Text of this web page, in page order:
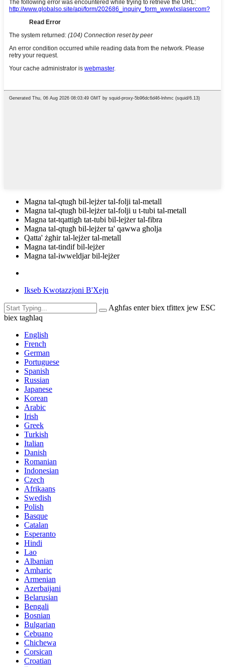
Magna tal-qtugħ bil-lejżer tal-folji tal-metall
Magna tal-qtugħ bil-lejżer tal-folji u t-tubi tal-metall
Magna tat-tqattigħ tat-tubi bil-lejżer tal-fibra
Magna tal-qtugħ bil-lejżer ta' qawwa għolja
Qatta' żgħir tal-lejżer tal-metall
Magna tat-tindif bil-lejżer
Magna tal-iwweldjar bil-lejżer
Ikseb Kwotazzjoni B'Xejn
Agħfas enter biex tfittex jew ESC
biex tagħlaq
English
French
German
Portuguese
Spanish
Russian
Japanese
Korean
Arabic
Irish
Greek
Turkish
Italian
Danish
Romanian
Indonesian
Czech
Afrikaans
Swedish
Polish
Basque
Catalan
Esperanto
Hindi
Lao
Albanian
Amharic
Armenian
Azerbaijani
Belarusian
Bengali
Bosnian
Bulgarian
Cebuano
Chichewa
Corsican
Croatian